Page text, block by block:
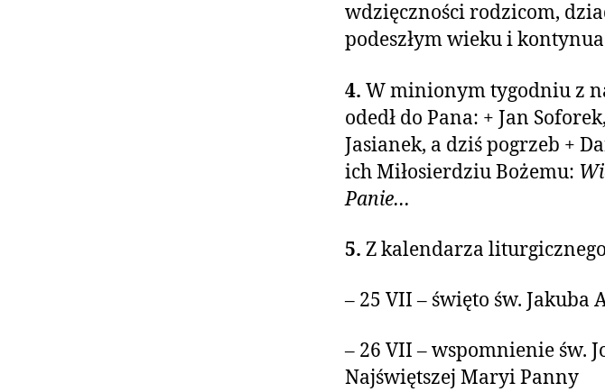
wdzięczności rodzicom,
podeszłym wieku i
4. W minionym tygodniu z
odedł do Pana: + Jan
Jasianek, a dziś pogrzeb +
ich Miłosierdziu Bożemu:
Panie…
5. Z kalendarza
– 25 VII – święto św. Jakuba
– 26 VII – wspomnienie św.
Najświętszej Maryi Panny